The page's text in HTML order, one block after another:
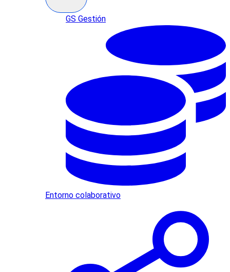
GS Gestión
Entorno colaborativo